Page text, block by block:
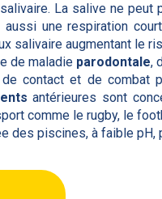
La salive ne
aussi une respiration
salivaire augmentant le
de maladie parodontale,
contact et de combat
antérieures sont
comme le rugby, le
des piscines, à faible pH,